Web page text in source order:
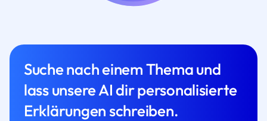
Suche nach einem Thema und
lass unsere AI dir personalisierte
Erklärungen schreiben.